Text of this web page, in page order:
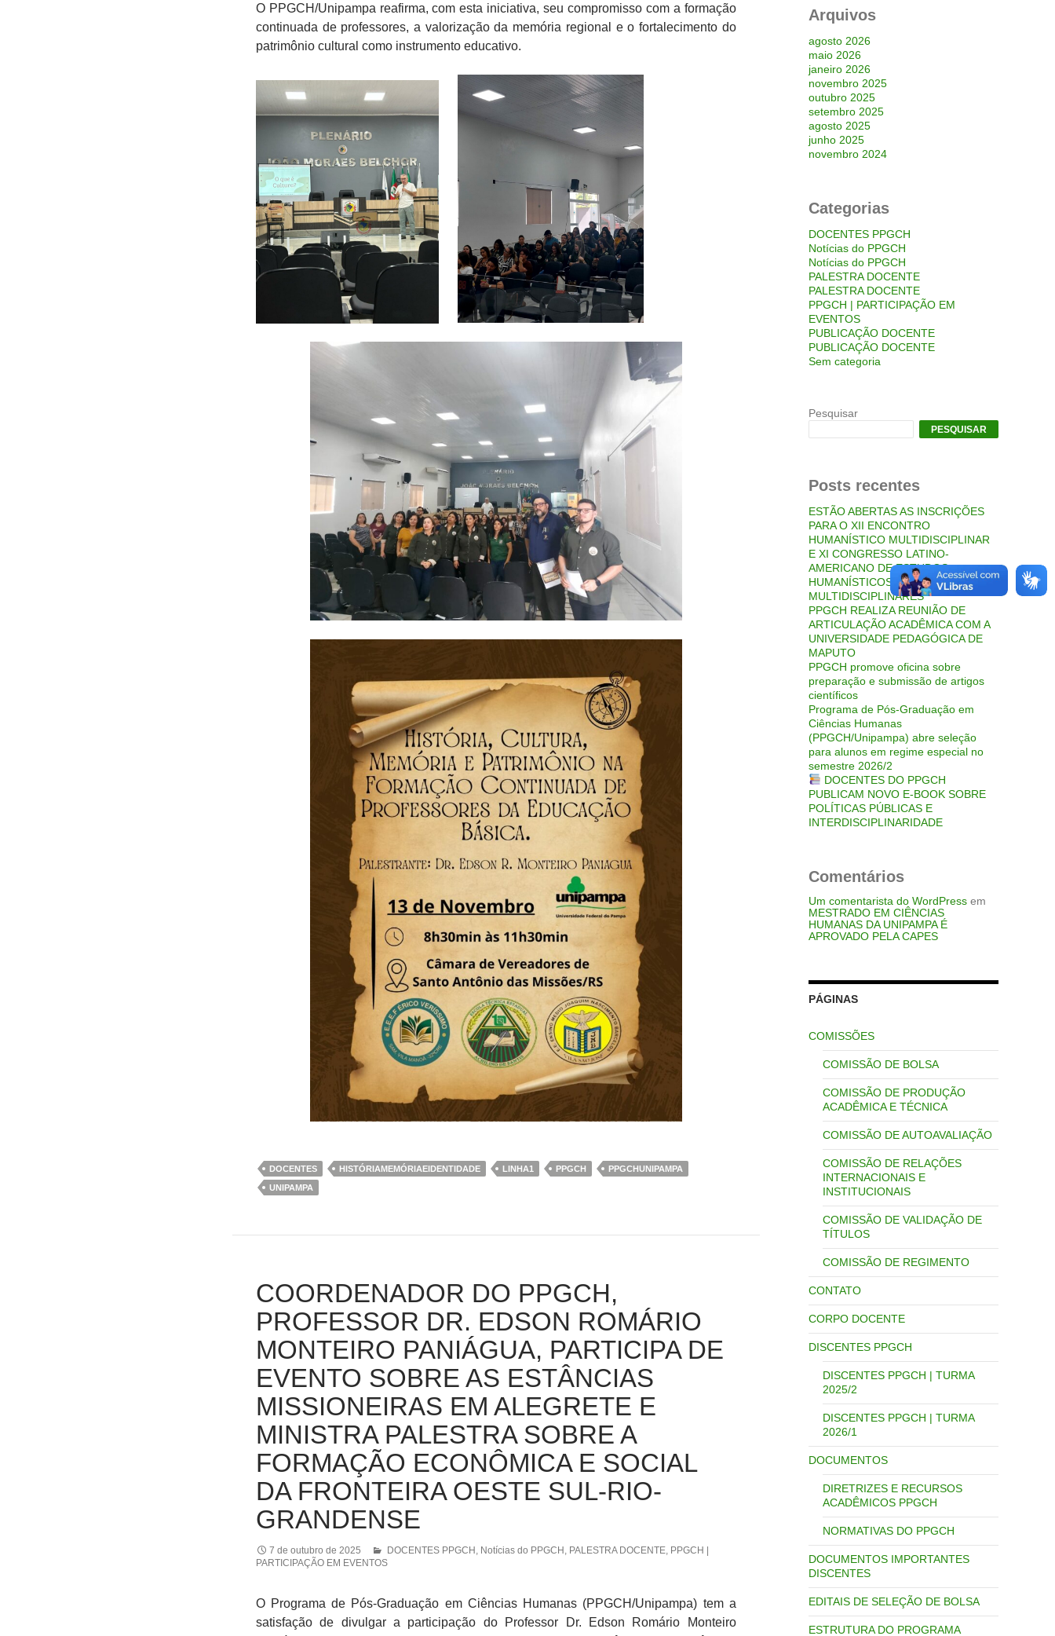
O PPGCH/Unipampa reafirma, com esta iniciativa, seu compromisso com a formação
continuada de professores, a valorização da memória regional e o fortalecimento do
patrimônio cultural como instrumento educativo.
DOCENTES HISTÓRIAMEMÓRIAEIDENTIDADE LINHA1 PPGCH
PPGCHUNIPAMPA
UNIPAMPA
COORDENADOR DO PPGCH,
PROFESSOR DR. EDSON ROMÁRIO
MONTEIRO PANIÁGUA, PARTICIPA DE
EVENTO SOBRE AS ESTÂNCIAS
MISSIONEIRAS EM ALEGRETE E
MINISTRA PALESTRA SOBRE A
FORMAÇÃO ECONÔMICA E SOCIAL
DA FRONTEIRA OESTE SUL-RIO-
GRANDENSE
7 de outubro de 2025 DOCENTES PPGCH , Notícias do PPGCH , PALESTRA DOCENTE, PPGCH |
PARTICIPAÇÃO EM EVENTOS
O Programa de Pós-Graduação em Ciências Humanas (PPGCH/Unipampa) tem a
satisfação de divulgar a participação do Professor Dr. Edson Romário Monteiro
Arquivos
agosto 2026
maio 2026
janeiro 2026
novembro 2025
outubro 2025
setembro 2025
agosto 2025
junho 2025
novembro 2024
Categorias
DOCENTES PPGCH
Notícias do PPGCH
Notícias do PPGCH
PALESTRA DOCENTE
PALESTRA DOCENTE
PPGCH | PARTICIPAÇÃO EM
EVENTOS
PUBLICAÇÃO DOCENTE
PUBLICAÇÃO DOCENTE
Sem categoria
Pesquisar
PESQUISAR
Posts recentes
ESTÃO ABERTAS AS INSCRIÇÕES
PARA O XII ENCONTRO
HUMANÍSTICO MULTIDISCIPLINAR
E XI CONGRESSO LATINO-
AMERICANO DE ESTUDOS
HUMANÍSTICOS
MULTIDISCIPLINARES
PPGCH REALIZA REUNIÃO DE
ARTICULAÇÃO ACADÊMICA COM A
UNIVERSIDADE PEDAGÓGICA DE
MAPUTO
PPGCH promove oficina sobre
preparação e submissão de artigos
científicos
Programa de Pós-Graduação em
Ciências Humanas
(PPGCH/Unipampa) abre seleção
para alunos em regime especial no
semestre 2026/2
DOCENTES DO PPGCH
PUBLICAM NOVO E-BOOK SOBRE
POLÍTICAS PÚBLICAS E
INTERDISCIPLINARIDADE
Comentários
Um comentarista do WordPressem
MESTRADO EM CIÊNCIAS
HUMANAS DA UNIPAMPA É
APROVADO PELA CAPES
PÁGINAS
COMISSÕES
COMISSÃO DE BOLSA
COMISSÃO DE PRODUÇÃO
ACADÊMICA E TÉCNICA
COMISSÃO DE AUTOAVALIAÇÃO
COMISSÃO DE RELAÇÕES
INTERNACIONAIS E
INSTITUCIONAIS
COMISSÃO DE VALIDAÇÃO DE
TÍTULOS
COMISSÃO DE REGIMENTO
CONTATO
CORPO DOCENTE
DISCENTES PPGCH
DISCENTES PPGCH | TURMA
2025/2
DISCENTES PPGCH | TURMA
2026/1
DOCUMENTOS
DIRETRIZES E RECURSOS
ACADÊMICOS PPGCH
NORMATIVAS DO PPGCH
DOCUMENTOS IMPORTANTES
DISCENTES
EDITAIS DE SELEÇÃO DE BOLSA
ESTRUTURA DO PROGRAMA